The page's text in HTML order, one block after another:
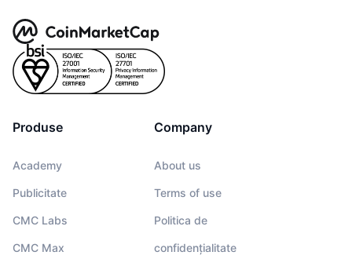
Produse
Academy
Publicitate
CMC Labs
CMC Max
Company
About us
Terms of use
Politica de
confidențialitate